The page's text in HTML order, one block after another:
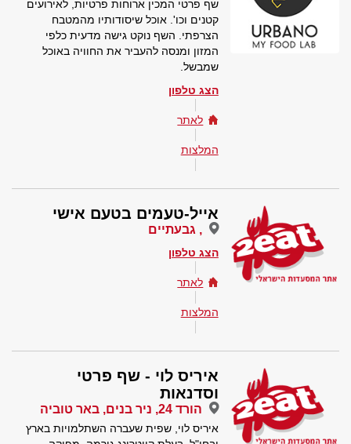
שף פרטי המכין ארוחות פרטיות, לאירועים
קטנים וכו'. אוכל שיסודותיו מהמטבח
הצרפתי. השף נוקט גישה מדעית כלפי
המזון ומנסה להעביר את החוויה באוכל
שמבשל.
הצג טלפון
לאתר
המלצות
אייל-טעמים בטעם אישי
, גבעתיים
הצג טלפון
לאתר
המלצות
איריס לוי - שף פרטי
וסדנאות
הורד 24, ניר בנים, באר טוביה
איריס לוי, שפית שעברה השתלמויות בארץ